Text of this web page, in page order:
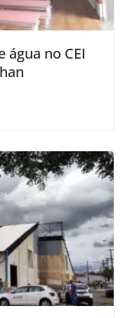
água no CEI